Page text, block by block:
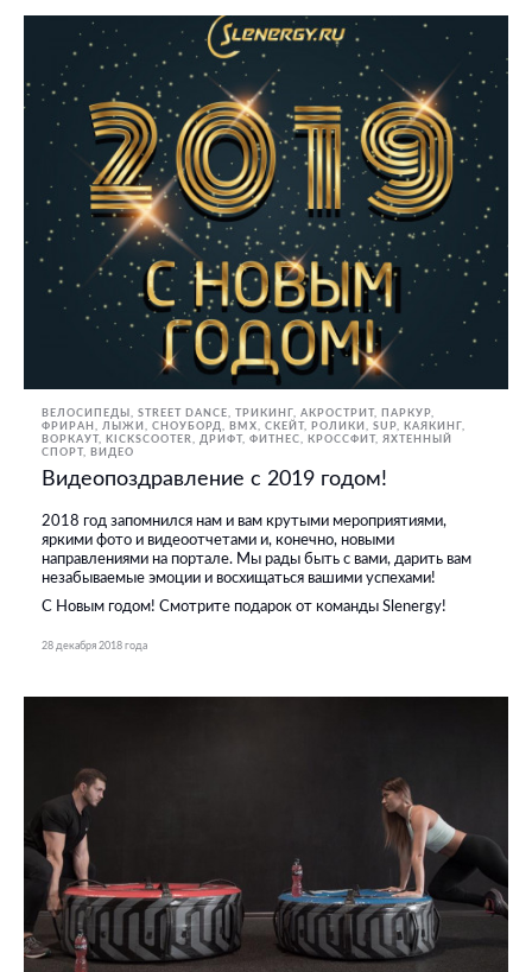
ВЕЛОСИПЕДЫ STREET DANCE
ТРИКИНГ, АКРОСТРИТ, ПАРКУР,
ФРИРАН
ЛЫЖИ, СНОУБОРД BMX, СКЕЙТ, РОЛИКИ SUP
КАЯКИНГ
ВОРКАУТ
KICKSCOOTER ДРИФТ ФИТНЕС, КРОССФИТ
ЯХТЕННЫЙ
СПОРТ
ВИДЕО
Видеопоздравление с 2019 годом!
2018 год запомнился нам и вам крутыми мероприятиями,
яркими фото и видеоотчетами и, конечно, новыми
направлениями на портале. Мы рады быть с вами, дарить вам
незабываемые эмоции и восхищаться вашими успехами!
С Новым годом! Смотрите подарок от команды Slenergy!
28 декабря 2018 года